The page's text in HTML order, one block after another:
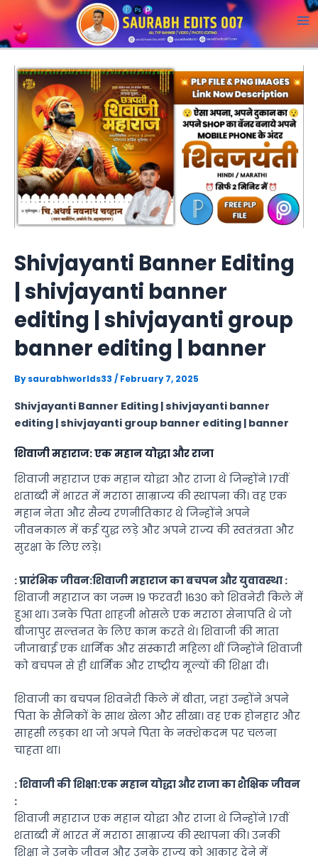
to
content
M
a
i
n
M
e
n
u
Shivjayanti Banner Editing
| shivjayanti banner
editing | shivjayanti group
banner editing | banner
Bysaurabhworlds33 / February 7, 2025
Shivjayanti Banner Editing | shivjayanti banner
editing | shivjayanti group banner editing | banner
शिवाजी महाराज: एक महान योद्धा और राजा
शिवाजी महाराज एक महान योद्धा और राजा थे जिन्होंने 17वीं
शताब्दी में भारत में मराठा साम्राज्य की स्थापना की। वह एक
महान नेता और सैन्य रणनीतिकार थे जिन्होंने अपने
जीवनकाल में कई युद्ध लड़े और अपने राज्य की स्वतंत्रता और
सुरक्षा के लिए लड़े।
: प्रारंभिक जीवन:शिवाजी महाराज का बचपन और युवावस्था :
शिवाजी महाराज का जन्म 19 फरवरी 1630 को शिवनेरी किले में
हुआ था। उनके पिता शाहजी भोसले एक मराठा सेनापति थे जो
बीजापुर सल्तनत के लिए काम करते थे। शिवाजी की माता
जीजाबाई एक धार्मिक और संस्कारी महिला थीं जिन्होंने शिवाजी
को बचपन से ही धार्मिक और राष्ट्रीय मूल्यों की शिक्षा दी।
शिवाजी का बचपन शिवनेरी किले में बीता, जहां उन्होंने अपने
पिता के सैनिकों के साथ खेला और सीखा। वह एक होनहार और
साहसी लड़का था जो अपने पिता के नक्शेकदम पर चलना
चाहता था।
: शिवाजी की शिक्षा:एक महान योद्धा और राजा का शैक्षिक जीवन
:
शिवाजी महाराज एक महान योद्धा और राजा थे जिन्होंने 17वीं
शताब्दी में भारत में मराठा साम्राज्य की स्थापना की। उनकी
शिक्षा ने उनके जीवन और उनके राज्य को आकार देने में